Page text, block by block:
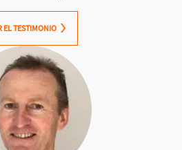
EL TESTIMONIO